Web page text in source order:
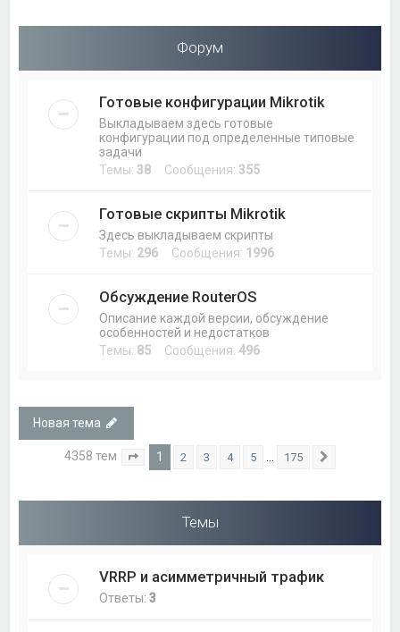
Форум
Готовые конфигурации Mikrotik
Выкладываем здесь готовые
конфигурации под определенные типовые
задачи
Темы: 38 Сообщения: 355
Готовые скрипты Mikrotik
Здесь выкладываем скрипты
Темы: 296 Сообщения: 1996
Обсуждение RouterOS
Описание каждой версии, обсуждение
особенностей и недостатков
Темы: 85 Сообщения:496
Новая тема
4358 тем Страница из 175
1 2 3 4 5 175
Темы
VRRP и асимметричный трафик
Ответы:3